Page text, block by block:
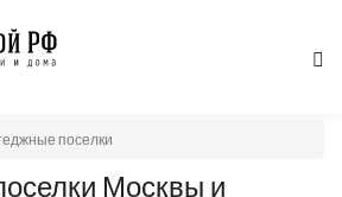
поселки
Москвы и